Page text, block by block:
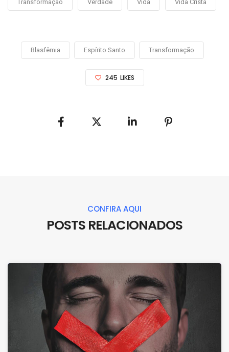
Transformação Verdade Vida Vida Cristã
Blasfêmia Espírito Santo Transformação
245 LIKES
CONFIRA AQUI
POSTS RELACIONADOS